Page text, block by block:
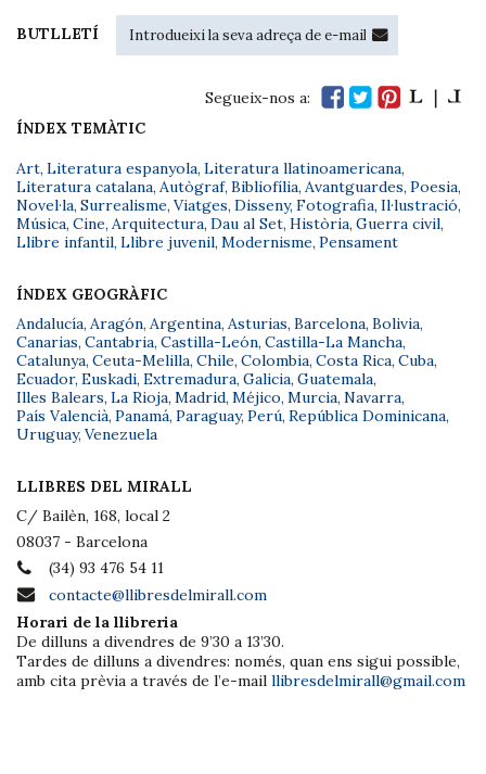
BUTLLETÍ
Segueix-nos a:
ÍNDEX TEMÀTIC
Art, Literatura espanyola, Literatura llatinoamericana,
Literatura catalana, Autògraf, Bibliofília, Avantguardes, Poesia,
Novel·la, Surrealisme, Viatges, Disseny, Fotografia, Il·lustració,
Música, Cine, Arquitectura, Dau al Set, Història, Guerra civil,
Llibre infantil, Llibre juvenil, Modernisme, Pensament
ÍNDEX GEOGRÀFIC
Andalucía, Aragón, Argentina, Asturias, Barcelona, Bolivia,
Canarias, Cantabria, Castilla-León, Castilla-La Mancha,
Catalunya, Ceuta-Melilla, Chile, Colombia, Costa Rica, Cuba,
Ecuador, Euskadi, Extremadura, Galicia, Guatemala,
Illes Balears, La Rioja, Madrid, Méjico, Murcia, Navarra,
País Valencià, Panamá, Paraguay, Perú, República Dominicana,
Uruguay, Venezuela
LLIBRES DEL MIRALL
C/ Bailèn, 168, local 2
08037 - Barcelona
(34) 93 476 54 11
contacte@llibresdelmirall.com
Horari de la llibreria
De dilluns a divendres de 9’30 a 13’30.
Tardes de dilluns a divendres: només, quan ens sigui possible,
amb cita prèvia a través de l’e-mail llibresdelmirall@gmail.com